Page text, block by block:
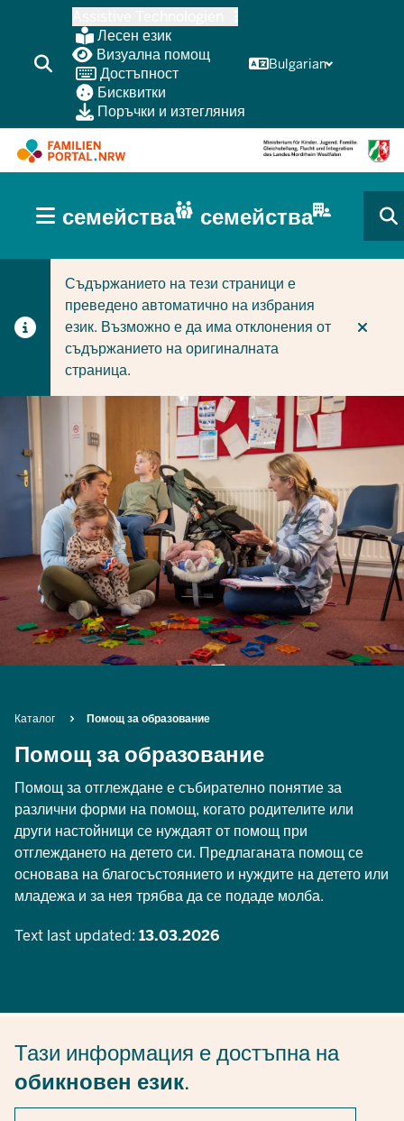
content
Лесен език
Визуална помощ
Достъпност
Бисквитки
Поръчки и изтегляния
Bulgarian
CURRENT SECTION ЗА СЕМЕЙСТВА
CURRENT SECTION ЗА ФИРМИ/ОБЩИНИ
(BÜRGERBEREICH
семейства семейства
Съдържанието на тези страници е
преведено автоматично на избрания
език. Възможно е да има отклонения от
съдържанието на оригиналната
страница.
Breadcrumb
Каталог Помощ за образование
Помощ за образование
Помощ за отглеждане е събирателно понятие за
различни форми на помощ, когато родителите или
други настойници се нуждаят от помощ при
отглеждането на детето си. Предлаганата помощ се
основава на благосъстоянието и нуждите на детето или
младежа и за нея трябва да се подаде молба.
Text last updated: 13.03.2026
Тази информация е достъпна на
обикновен език.